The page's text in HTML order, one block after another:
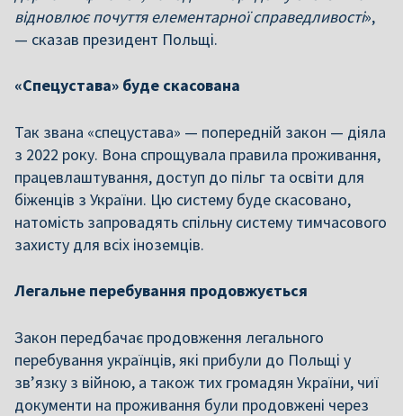
відновлює почуття елементарної справедливості»,
— сказав президент Польщі.
«Спецустава» буде скасована
Так звана «спецустава» — попередній закон — діяла
з 2022 року. Вона спрощувала правила проживання,
працевлаштування, доступ до пільг та освіти для
біженців з України. Цю систему буде скасовано,
натомість запровадять спільну систему тимчасового
захисту для всіх іноземців.
Легальне перебування продовжується
Закон передбачає продовження легального
перебування українців, які прибули до Польщі у
зв’язку з війною, а також тих громадян України, чиї
документи на проживання були продовжені через